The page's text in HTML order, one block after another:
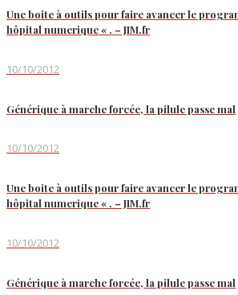
Une boite à outils pour faire avancer le
hôpital numerique « . – JIM.fr
10/10/2012
Générique à marche forcée, la pilule passe mal
10/10/2012
Une boite à outils pour faire avancer le
hôpital numerique « . – JIM.fr
10/10/2012
Générique à marche forcée, la pilule passe mal